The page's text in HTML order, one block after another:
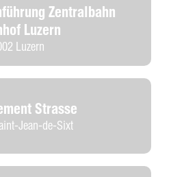
Zentralbahn
Luzern
Luzern
Strasse
Jean-de-Sixt